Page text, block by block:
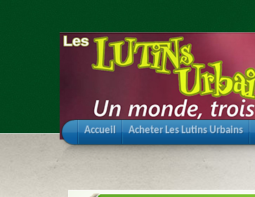
Accueil Acheter Les Lutins Urbains